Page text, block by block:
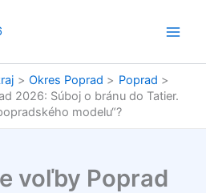
Okres Poprad
Poprad
2026: Súboj o bránu do Tatier.
modelu“?
voľby Poprad